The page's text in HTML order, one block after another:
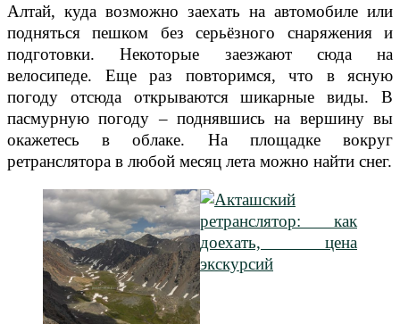
Алтай, куда возможно заехать на автомобиле или
подняться пешком без серьёзного снаряжения и
подготовки. Некоторые заезжают сюда на
велосипеде. Еще раз повторимся, что в ясную
погоду отсюда открываются шикарные виды. В
пасмурную погоду – поднявшись на вершину вы
окажетесь в облаке. На площадке вокруг
ретранслятора в любой месяц лета можно найти снег.